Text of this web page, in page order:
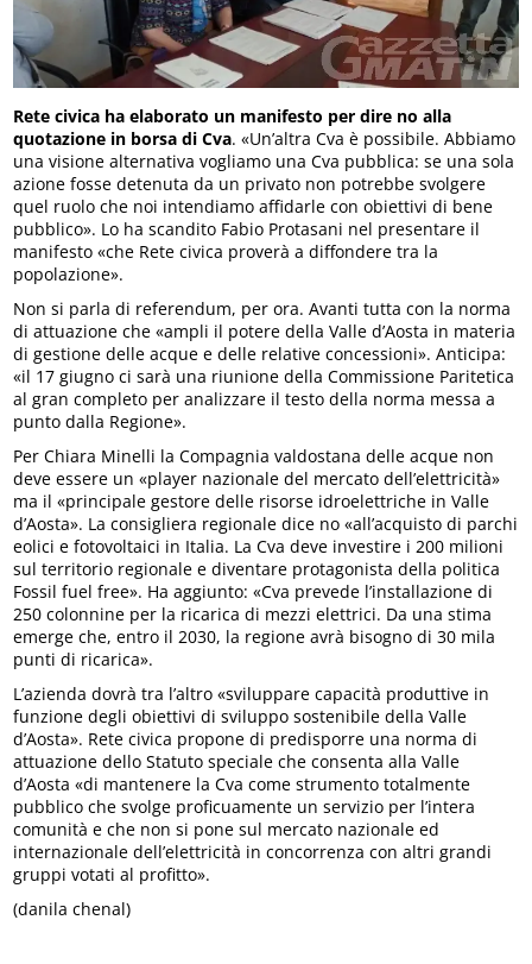
Rete civica ha elaborato un manifesto per dire no alla
quotazione in borsa di Cva. «Un’altra Cva è possibile. Abbiamo
una visione alternativa vogliamo una Cva pubblica: se una sola
azione fosse detenuta da un privato non potrebbe svolgere
quel ruolo che noi intendiamo affidarle con obiettivi di bene
pubblico». Lo ha scandito Fabio Protasani nel presentare il
manifesto «che Rete civica proverà a diffondere tra la
popolazione».
Non si parla di referendum, per ora. Avanti tutta con la norma
di attuazione che «ampli il potere della Valle d’Aosta in materia
di gestione delle acque e delle relative concessioni». Anticipa:
«il 17 giugno ci sarà una riunione della Commissione Paritetica
al gran completo per analizzare il testo della norma messa a
punto dalla Regione».
Per Chiara Minelli la Compagnia valdostana delle acque non
deve essere un «player nazionale del mercato dell’elettricità»
ma il «principale gestore delle risorse idroelettriche in Valle
d’Aosta». La consigliera regionale dice no «all’acquisto di parchi
eolici e fotovoltaici in Italia. La Cva deve investire i 200 milioni
sul territorio regionale e diventare protagonista della politica
Fossil fuel free». Ha aggiunto: «Cva prevede l’installazione di
250 colonnine per la ricarica di mezzi elettrici. Da una stima
emerge che, entro il 2030, la regione avrà bisogno di 30 mila
punti di ricarica».
L’azienda dovrà tra l’altro «sviluppare capacità produttive in
funzione degli obiettivi di sviluppo sostenibile della Valle
d’Aosta». Rete civica propone di predisporre una norma di
attuazione dello Statuto speciale che consenta alla Valle
d’Aosta «di mantenere la Cva come strumento totalmente
pubblico che svolge proficuamente un servizio per l’intera
comunità e che non si pone sul mercato nazionale ed
internazionale dell’elettricità in concorrenza con altri grandi
gruppi votati al profitto».
(danila chenal)